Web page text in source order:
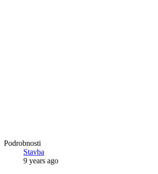
Podrobnosti
Stavba
9 years ago